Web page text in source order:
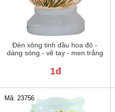
Đèn xông tinh dầu hoa đỏ -
dáng sóng - vẽ tay - men trắng
1đ
Mã: 23756